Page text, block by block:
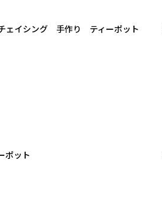
ェイシング 手作り ティーポット
ポット